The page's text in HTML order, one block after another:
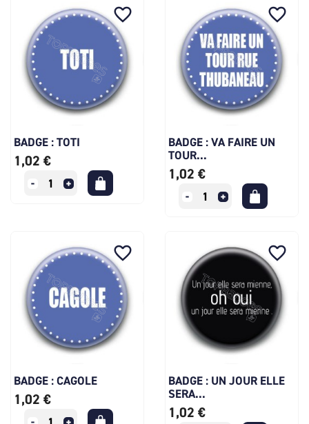
BADGE : TOTI
1,02 €
favorite_border
BADGE : VA FAIRE UN
TOUR...
1,02 €
favorite_border
BADGE : CAGOLE
1,02 €
favorite_border
BADGE : UN JOUR ELLE
SERA...
1,02 €
favorite_border